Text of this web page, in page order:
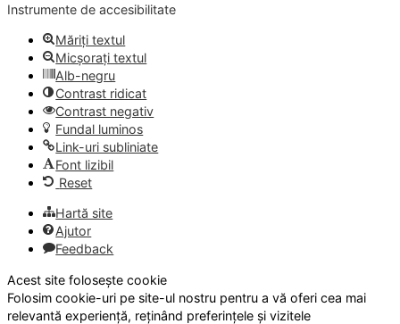
Instrumente de accesibilitate
Măriți textul
Micșorați textul
Alb-negru
Contrast ridicat
Contrast negativ
Fundal luminos
Link-uri subliniate
Font lizibil
Reset
Hartă site
Ajutor
Feedback
Acest site folosește cookie
Folosim cookie-uri pe site-ul nostru pentru a vă oferi cea mai
relevantă experiență, reținând preferințele și vizitele